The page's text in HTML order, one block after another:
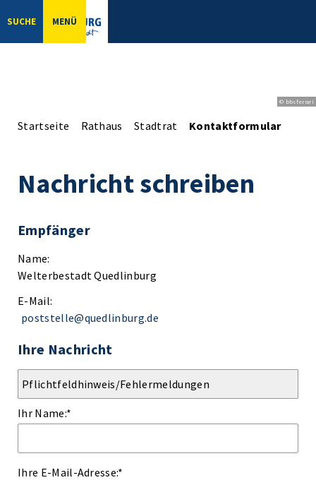
SUCHE MENÜ
© bbsferrari
Startseite Rathaus Stadtrat Kontaktformular
Nachricht schreiben
Empfänger
Name:
Welterbestadt Quedlinburg
E-Mail:
poststelle@quedlinburg.de
Ihre Nachricht
Ihr Name:*
Ihre E-Mail-Adresse:*